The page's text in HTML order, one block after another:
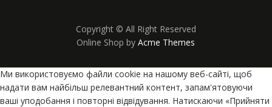
Copyright © All Right Reserved
Online Shop byAcme Themes
Ми використовуємо файли cookie на нашому веб-сайті, щоб
надати вам найбільш релевантний контент, запам'ятовуючи
ваші уподобання і повторні відвідування. Натискаючи «Прийняти